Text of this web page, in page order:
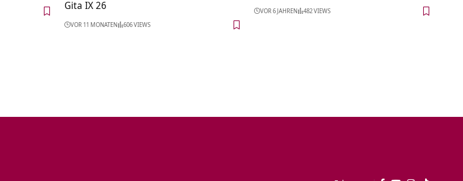
Gita IX 26
VOR 11 MONATEN 606 VIEWS
VOR 6 JAHREN 482 VIEWS